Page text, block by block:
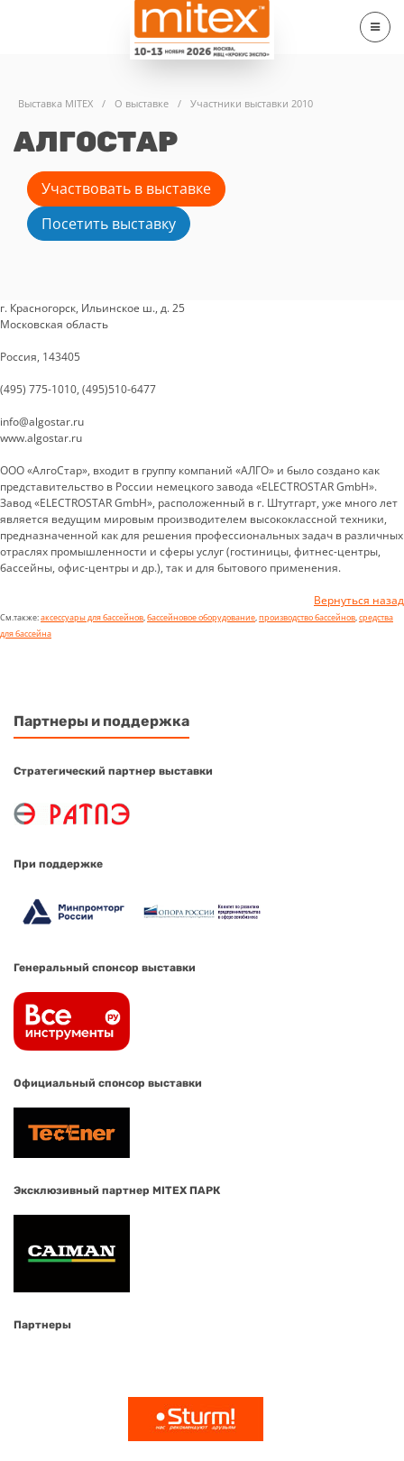
Выставка MITEX / О выставке / Участники выставки 2010
АЛГОСТАР
Участвовать в выставке
Посетить выставку
г. Красногорск, Ильинское ш., д. 25
Московская область
Россия, 143405
(495) 775-1010, (495)510-6477
info@algostar.ru
www.algostar.ru
ООО «АлгоСтар», входит в группу компаний «АЛГО» и было создано как
представительство в России немецкого завода «ELECTROSTAR GmbH».
Завод «ELECTROSTAR GmbH», расположенный в г. Штутгарт, уже много лет
является ведущим мировым производителем высококлассной техники,
предназначенной как для решения профессиональных задач в различных
отраслях промышленности и сферы услуг (гостиницы, фитнес-центры,
бассейны, офис-центры и др.), так и для бытового применения.
Вернуться назад
См.также:аксессуары для бассейнов,бассейновое оборудование,производство бассейнов,средства
для бассейна
Партнеры и поддержка
Стратегический партнер выставки
При поддержке
Генеральный спонсор выставки
Официальный спонсор выставки
Эксклюзивный партнер MITEX ПАРК
Партнеры